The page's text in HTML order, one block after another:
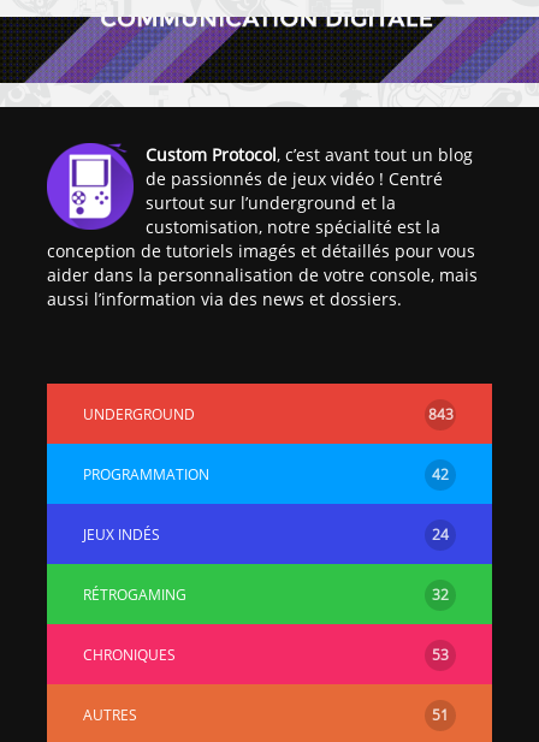
Custom Protocol, c’est avant tout un blog
de passionnés de jeux vidéo ! Centré
surtout sur l’underground et la
customisation, notre spécialité est la
conception de tutoriels imagés et détaillés pour vous
aider dans la personnalisation de votre console, mais
aussi l’information via des news et dossiers.
UNDERGROUND 843
PROGRAMMATION 42
JEUX INDÉS 24
RÉTROGAMING 32
CHRONIQUES 53
AUTRES 51